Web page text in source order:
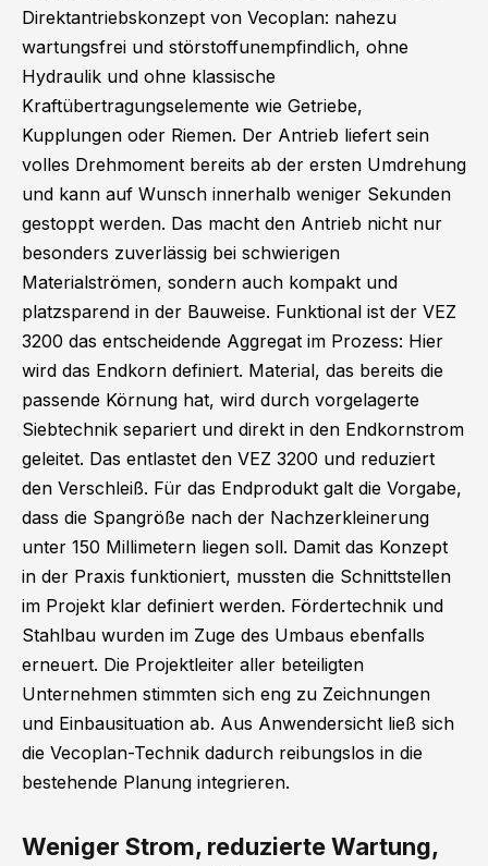
Direktantriebskonzept von Vecoplan: nahezu
wartungsfrei und störstoffunempfindlich, ohne
Hydraulik und ohne klassische
Kraftübertragungselemente wie Getriebe,
Kupplungen oder Riemen. Der Antrieb liefert sein
volles Drehmoment bereits ab der ersten Umdrehung
und kann auf Wunsch innerhalb weniger Sekunden
gestoppt werden. Das macht den Antrieb nicht nur
besonders zuverlässig bei schwierigen
Materialströmen, sondern auch kompakt und
platzsparend in der Bauweise. Funktional ist der VEZ
3200 das entscheidende Aggregat im Prozess: Hier
wird das Endkorn definiert. Material, das bereits die
passende Körnung hat, wird durch vorgelagerte
Siebtechnik separiert und direkt in den Endkornstrom
geleitet. Das entlastet den VEZ 3200 und reduziert
den Verschleiß. Für das Endprodukt galt die Vorgabe,
dass die Spangröße nach der Nachzerkleinerung
unter 150 Millimetern liegen soll. Damit das Konzept
in der Praxis funktioniert, mussten die Schnittstellen
im Projekt klar definiert werden. Fördertechnik und
Stahlbau wurden im Zuge des Umbaus ebenfalls
erneuert. Die Projektleiter aller beteiligten
Unternehmen stimmten sich eng zu Zeichnungen
und Einbausituation ab. Aus Anwendersicht ließ sich
die Vecoplan-Technik dadurch reibungslos in die
bestehende Planung integrieren.
Weniger Strom, reduzierte Wartung,